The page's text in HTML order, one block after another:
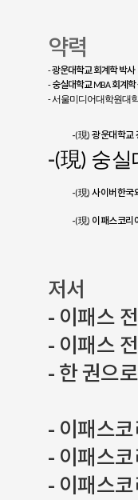
약력
-광운대학교 회계학 박사
-숭실대학교 MBA회계학
-서울미디어대학원대
-(現)광운대학교
-(現) 숭
-(現)사이버한국
-(現) 이패스코리
저서
- 이패스
- 이패스
- 한 권으
- 이패스
- 이패스
- 이패스